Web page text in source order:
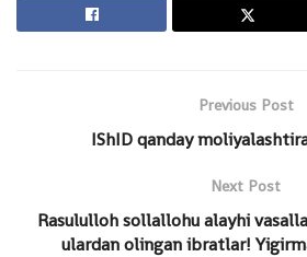
Previous Post
IShID qanday
Next Post
Rasululloh sollallohu alayhi
ulardan olingan ibratlar!